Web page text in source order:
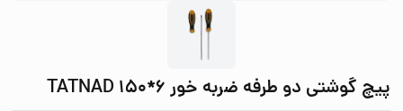
پیچ گوشتی دو طرفه ضربه خور 6*150 TATNAD